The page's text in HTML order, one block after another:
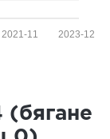
2023-12
2021-11
(бягане